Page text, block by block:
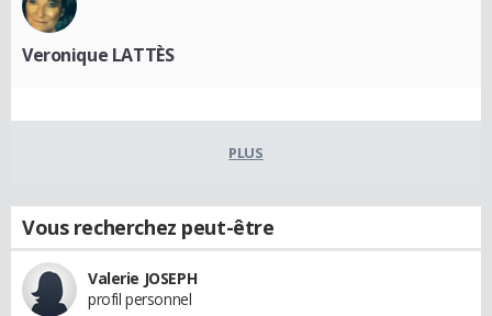
Veronique LATTÈS
PLUS
Vous recherchez peut-être
Valerie JOSEPH
profil personnel